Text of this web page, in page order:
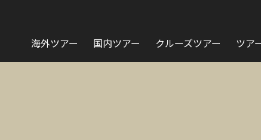
海外ツアー 国内ツアー クルーズツアー ツア